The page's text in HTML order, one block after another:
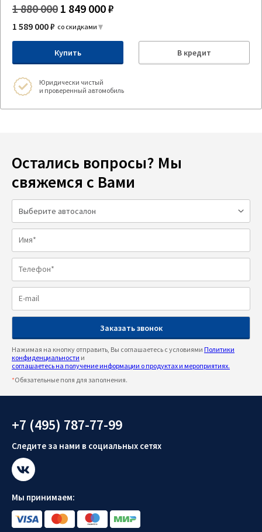
1 880 000 1 849 000 ₽
1 589 000 ₽ со скидками
Купить В кредит
Юридически чистый
и проверенный автомобиль
Остались вопросы? Мы
свяжемся с Вами
Нажимая на кнопку отправить, Вы соглашаетесь с условиями Политики
конфиденциальности и
соглашаетесь на получение информации о продуктах и мероприятиях.
*Обязательные поля для заполнения.
+7 (495) 787-77-99
Следите за нами в социальных сетях
Мы принимаем: